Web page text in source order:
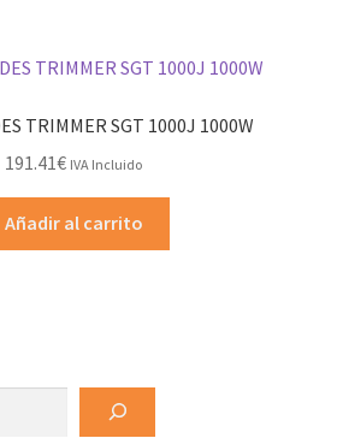
TRIMMER SGT 1000J 1000W
191.41€ IVA Incluido
Añadir al carrito